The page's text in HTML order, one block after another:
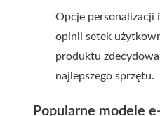
Opcje personalizacji
opinii setek
produktu
najlepszego sprzętu.
Popularne modele